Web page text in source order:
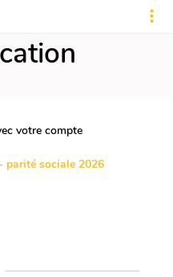
votre compte
parité sociale 2026